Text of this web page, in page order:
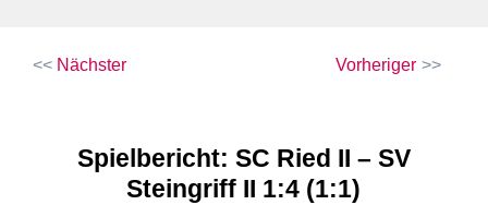
Beitragsnavigation Vorheriger
Nächster
Spielbericht: SC Ried II – SV
Steingriff II 1:4 (1:1)